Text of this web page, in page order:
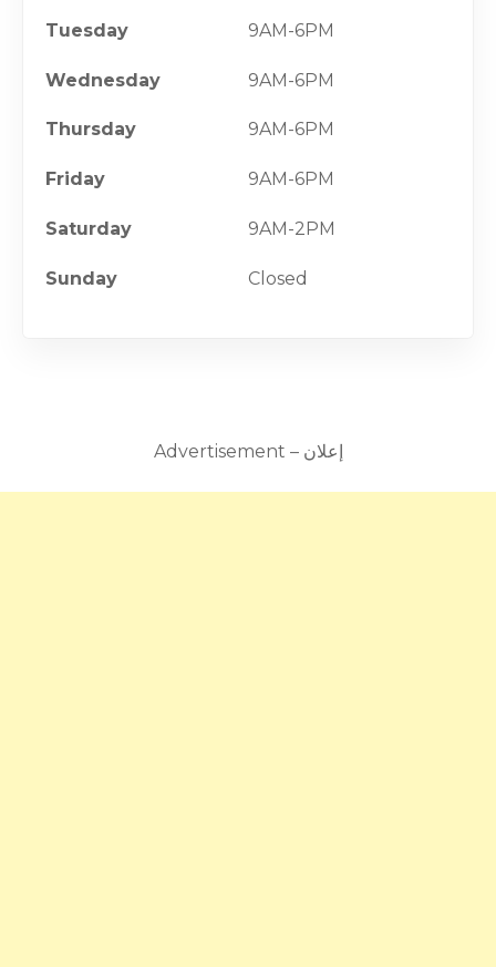
Tuesday 9AM-6PM
Wednesday 9AM-6PM
Thursday 9AM-6PM
Friday 9AM-6PM
Saturday 9AM-2PM
Sunday Closed
Advertisement – إعلان